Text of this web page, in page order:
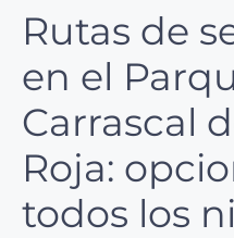
Rutas de
en el
Carrascal
Roja:
todos los